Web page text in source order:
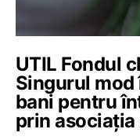
UTIL Fondul
Singurul mod
bani pentru
prin